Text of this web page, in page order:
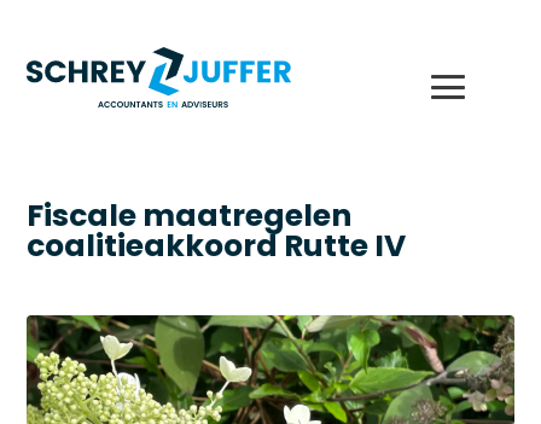
Fiscale maatregelen
coalitieakkoord Rutte IV